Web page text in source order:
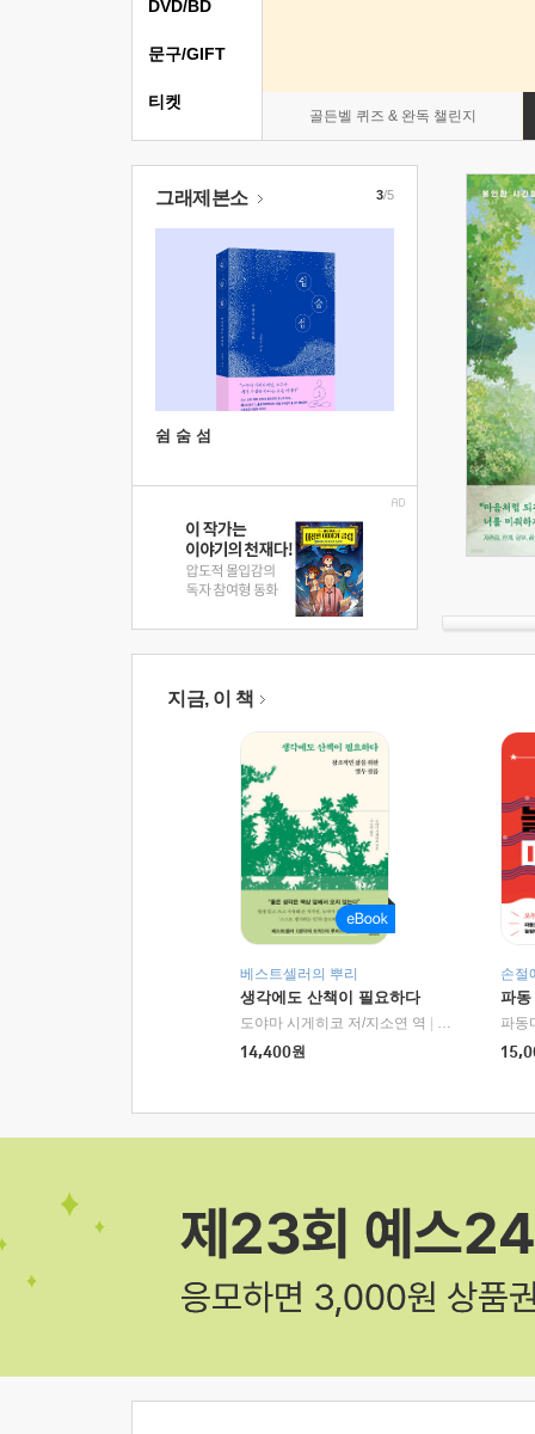
골든벨 퀴즈 & 완독 챌린지
DVD/BD
문구/GIFT
티켓
그래제본소
쉼 숨 섬
3/5
지금, 이 책
베스트셀러의 뿌리
생각에도 산책이 필요하다
도야마 시게히코 저/지소연 역
알에이치코리
14,400원
손절
파동
파동